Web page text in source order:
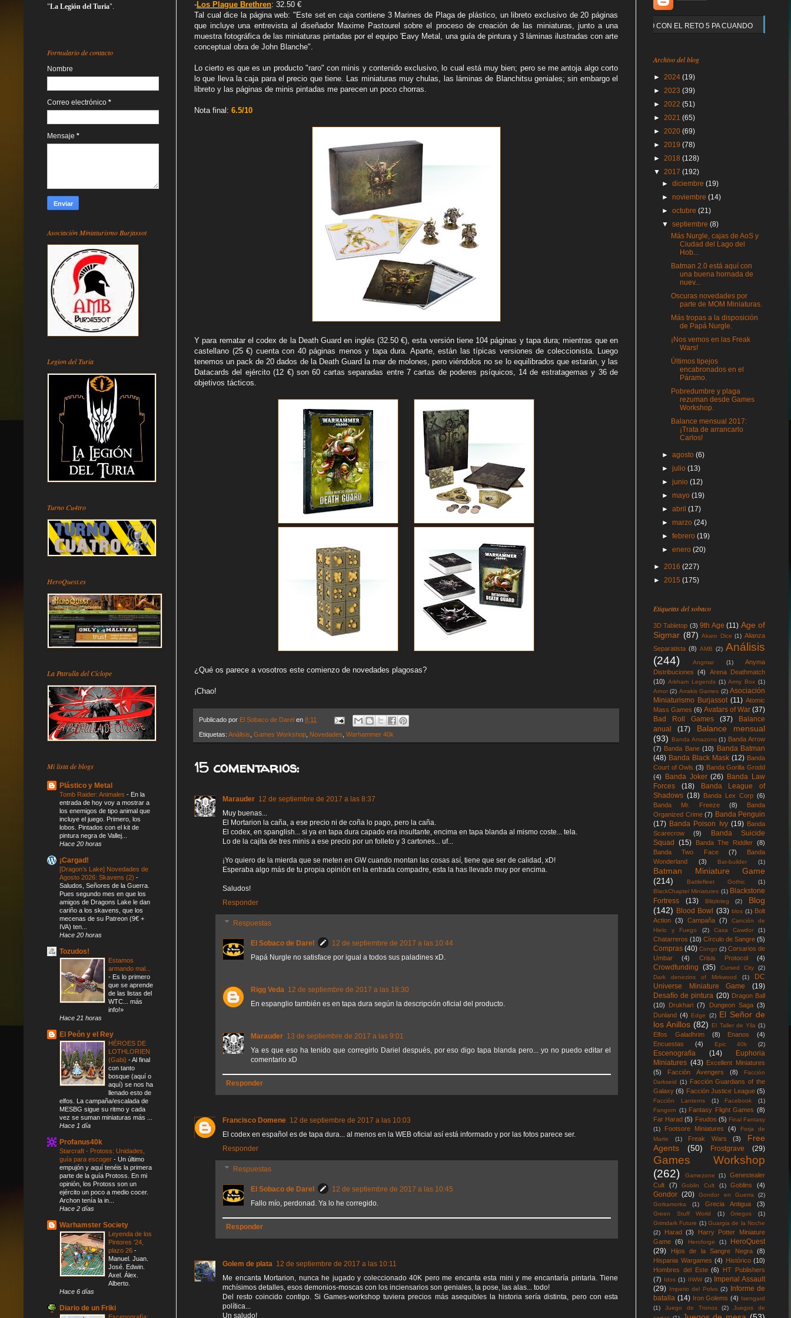
-Los Plague Brethren: 32.50 €
Tal cual dice la página web: "Este set en caja contiene 3 Marines de Plaga de plástico, un libreto exclusivo de 20 páginas
que incluye una entrevista al diseñador Maxime Pastourel sobre el proceso de creación de las miniaturas, junto a una
muestra fotográfica de las miniaturas pintadas por el equipo 'Eavy Metal, una guía de pintura y 3 láminas ilustradas con arte
conceptual obra de John Blanche".
Lo cierto es que es un producto "raro" con minis y contenido exclusivo, lo cual está muy bien; pero se me antoja algo corto
lo que lleva la caja para el precio que tiene. Las miniaturas muy chulas, las láminas de Blanchitsu geniales; sin embargo el
libreto y las páginas de minis pintadas me parecen un poco chorras.
Nota final: 6.5/10
Y para rematar el codex de la Death Guard en inglés (32.50 €), esta versión tiene 104 páginas y tapa dura; mientras que en
castellano (25 €) cuenta con 40 páginas menos y tapa dura. Aparte, están las típicas versiones de coleccionista. Luego
tenemos un pack de 20 dados de la Death Guard la mar de molones, pero viéndolos no se lo equilibrados que estarán, y las
Datacards del ejército (12 €) son 60 cartas separadas entre 7 cartas de poderes psíquicos, 14 de estratagemas y 36 de
objetivos tácticos.
¿Qué os parece a vosotros este comienzo de novedades plagosas?
¡Chao!
Publicado por El Sobaco de Darel en 8:11
Etiquetas: Análisis Games Workshop Novedades Warhammer 40k
15 comentarios:
Marauder 12 de septiembre de 2017 a las 8:37
Muy buenas...
El Mortarion la caña, a ese precio ni de coña lo pago, pero la caña.
El codex, en spanglish... si ya en tapa dura capado era insultante, encima en tapa blanda al mismo coste... tela.
Lo de la cajita de tres minis a ese precio por un folleto y 3 cartones... uf...
¡Yo quiero de la mierda que se meten en GW cuando montan las cosas así, tiene que ser de calidad, xD!
Esperaba algo más de tu propia opinión en la entrada compadre, esta la has llevado muy por encima.
Saludos!
Responder
Respuestas
El Sobaco de Darel
12 de septiembre de 2017 a las 10:44
Papá Nurgle no satisface por igual a todos sus paladines xD.
Rigg Veda 12 de septiembre de 2017 a las 18:30
En espanglio también es en tapa dura según la descripción oficial del producto.
Marauder 13 de septiembre de 2017 a las 9:01
Ya es que eso ha tenido que corregirlo Dariel después, por eso digo tapa blanda pero... yo no puedo editar el
comentario xD
Responder
Francisco Domene 12 de septiembre de 2017 a las 10:03
El codex en español es de tapa dura... al menos en la WEB oficial así está informado y por las fotos parece ser.
Responder
Respuestas
El Sobaco de Darel
12 de septiembre de 2017 a las 10:45
Fallo mío, perdonad. Ya lo he corregido.
Responder
Golem de plata 12 de septiembre de 2017 a las 10:11
Me encanta Mortarion, nunca he jugado y coleccionado 40K pero me encanta esta mini y me encantaría pintarla. Tiene
mchísimos detalles, esos demonios-moscas con los inciensarios son geniales, la pose, las alas... todo!
Del resto coincido contigo. Si Games-workshop tuviera precios más asequibles la historia sería distinta, pero con esta
política...
Un saludo!
"La Legión del Turia".
Formulario de contacto
Nombre
Correo electrónico *
Mensaje *
Asociación Miniaturismo Burjassot
Legion del Turia
Turno Cu4tro
HeroQuest.es
La Patrulla del Cíclope
Mi lista de blogs
Plástico y Metal
Tomb Raider: Animales - En la
entrada de hoy voy a mostrar a
los enemigos de tipo animal que
incluye el juego. Primero, los
lobos. Pintados con el kit de
pintura negra de Vallej...
Hace 20 horas
¡Cargad!
[Dragon’s Lake] Novedades de
Agosto 2026: Skavens (2) -
Saludos, Señores de la Guerra.
Pues segundo mes en que los
amigos de Dragons Lake le dan
cariño a los skavens, que los
mecenas de su Patreon (9€ +
IVA) ten...
Hace 20 horas
Tozudos!
Estamos
armando mal...
- Es lo primero
que se aprende
de las listas del
WTC... más
info!»
Hace 21 horas
El Peón y el Rey
HÉROES DE
LOTHLORIEN
(Gabi) -Al final
con tanto
bosque (aquí o
aquí) se nos ha
llenado esto de
elfos. La campaña/escalada de
MESBG sigue su ritmo y cada
vez se suman miniaturas más ...
Hace 1 día
Profanus40k
Starcraft - Protoss: Unidades,
guía para escoger - Un último
empujón y aquí tenéis la primera
parte de la guía Protoss. En mi
opinión, los Protoss son un
ejército un poco a medio cocer.
Archon tenía la in...
Hace 2 días
Warhamster Society
Leyenda de los
Pintores '24,
plazo 26 -
Manuel. Juan.
José. Edwin.
Axel. Álex.
Alberto.
Hace 6 días
Diario de un Friki
Y QUE PASO CON EL RETO 5 PA CUANDO
Archivo del blog
► 2024 (19)
► 2023 (39)
► 2022 (51)
► 2021 (65)
► 2020 (69)
► 2019 (78)
► 2018 (128)
▼ 2017 (192)
►diciembre(19)
►noviembre(14)
►octubre(21)
▼septiembre(8)
Más Nurgle, cajas de AoS y
Ciudad del Lago del
Hob...
Batman 2.0 está aquí con
una buena hornada de
nuev...
Oscuras novedades por
parte de MOM Miniaturas.
Más tropas a la disposición
de Papá Nurgle.
¡Nos vemos en las Freak
Wars!
Últimos tipejos
encabronados en el
Páramo.
Pobredumbre y plaga
rezuman desde Games
Workshop.
Balance mensual 2017:
¡Trata de arrancarlo
Carlos!
►agosto(6)
►julio(13)
►junio(12)
►mayo(19)
►abril(17)
►marzo(24)
►febrero(19)
►enero(20)
► 2016 (227)
► 2015 (175)
Etiquetas del sobaco
3D Tabletop (3) 9th Age (11) Age of
Sigmar (87) Akaro Dice (1) Alianza
Separatista (8) AMB (2) Análisis
(244)
Angmar (1)
Anyma
Distribuciones
(4)
Arena Deathmatch
(10) Arkham Legends (1) Army Box (1)
Arnor (2) Arrakis Games (2) Asociación
Miniaturismo Burjassot (11) Atomic
Mass Games (6) Avatars of War (37)
Bad Roll Games
(37)
Balance
anual
(17)
Balance mensual
(93)
Banda Amazons (1) Banda Arrow
(7) Banda Bane (10)
Banda Batman
(48) Banda Black Mask (12) Banda
Court of Owls (3) Banda Gorilla Grodd
(4)
Banda Joker (26) Banda Law
Forces
(18)
Banda League of
Shadows (18) Banda Lex Corp (6)
Banda Mr. Freeze
(8)
Banda
Organized Crime (7) Banda Penguin
(17) Banda Poison Ivy (19) Banda
Scarecrow
(9)
Banda Suicide
Squad
(15) Banda The Riddler (8)
Banda Two Face
(7)
Banda
Wonderland
(3) Bat-builder (1)
Batman Miniature Game
(214)
Battlefleet Gothic
(1)
BlackChaptel Miniatures (1) Blackstone
Fortress
(13) Blitzkrieg (2)
Blog
(142) Blood Bowl (33) blos (1) Bolt
Action (3) Campaña (7)
Canción de
Hielo y Fuego
(2) Casa Cawdor (1)
Chatarreros (10) Círculo de Sangre (5)
Compras (40) Congo (2) Corsarios de
Umbar
(4) Crisis Protocol (4)
Crowdfunding (35) Cursed City
(2)
Dark denezins of Mirkwood
(1)
DC
Universe Miniature Game
(19)
Desafío de pintura (20) Dragon Ball
(10)
Drukhari (7) Dungeon Saga (3)
Dunland (4) Edge (2) El Señor de
los Anillos (82) El Taller de Yila (1)
Elfos Galadhrim (8) Enanos
(4)
Encuestas
(4) Epic 40k (2)
Escenografía (14)
Euphoria
Miniatures (43) Excellent Miniatures
(5)
Facción Avengers (8)
Facción
Darkseid (1) Facción Guardians of the
Galaxy (6) Facción Justice League (5)
Facción Lanterns (1) Facebook
(1)
Fangorn (1) Fantasy Flight Games (8)
Far Harad (5) Feudos (5) Final Fantasy
(1)
Footsore Miniatures (4)
Forja de
Marte
(1) Freak Wars (3)
Free
Agents
(50) Frostgrave (29)
Games Workshop
(262)
Gamezone (1)
Genestealer
Cult
(7) Goblin Cult (1) Goblins (4)
Gondor (20) Gondor en Guerra
(2)
Gorkamorka
(1) Grecia Antigua (3)
Green Stuff World (1) Griegos
(1)
Grimdark Future (1) Guargia de la Noche
(2)
Harad (3)
Harry Potter Miniature
Game
(6) Heroforge (1)
HeroQuest
(29)
Hijos de la Sangre Negra
(8)
Hispania Wargames (4) Histórico (10)
Hombres del Este (6)
HT Publishers
(7) Idos (1) IIWW (2)
Imperial Assault
(29) Imperio del Polvo (2)
Informe de
batalla (14) Iron Golems (4) Isengard
(1)
Juego de Tronos (2)
Juegos de